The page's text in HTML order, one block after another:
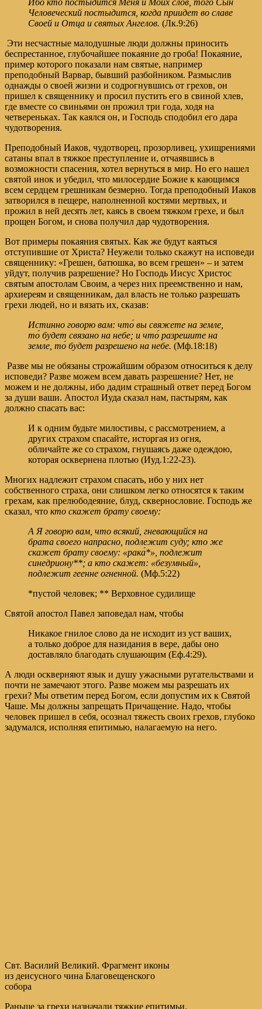
Ибо кто постыдится Меня и Моих слов, того Сын
Человеческий постыдится, когда приидет во славе
Своей и Отца и святых Ангелов. (Лк.9:26)
Эти несчастные малодушные люди должны приносить
беспрестанное, глубочайшее покаяние до гроба! Покаяние,
пример которого показали нам святые, например
преподобный Варвар, бывший разбойником. Размыслив
однажды о своей жизни и содрогнувшись от грехов, он
пришел к священнику и просил пустить его в свиной хлев,
где вместе со свиньями он прожил три года, ходя на
четвереньках. Так каялся он, и Господь сподобил его дара
чудотворения.
Преподобный Иаков, чудотворец, прозорливец, ухищрениями
сатаны впал в тяжкое преступление и, отчаявшись в
возможности спасения, хотел вернуться в мир. Но его нашел
святой инок и убедил, что милосердие Божие к кающимся
всем сердцем грешникам безмерно. Тогда преподобный Иаков
затворился в пещере, наполненной костями мертвых, и
прожил в ней десять лет, каясь в своем тяжком грехе, и был
прощен Богом, и снова получил дар чудотворения.
Вот примеры покаяния святых. Как же будут каяться
отступившие от Христа? Неужели только скажут на исповеди
священнику: «Грешен, батюшка, во всем грешен» – и затем
уйдут, получив разрешение? Но Господь Иисус Христос
святым апостолам Своим, а через них преемственно и нам,
архиереям и священникам, дал власть не только разрешать
грехи людей, но и вязать их, сказав:
Истинно говорю вам: что́ вы свяжете на земле,
то́ будет связано на небе; и что́ разрешите на
земле, то́ будет разрешено на небе. (Мф.18:18)
Разве мы не обязаны строжайшим образом относиться к делу
исповеди? Разве можем всем давать разрешение? Нет, не
можем и не должны, ибо дадим страшный ответ перед Богом
за души ваши. Апостол Иуда сказал нам, пастырям, как
должно спасать вас:
И к одним будьте милостивы, с рассмотрением, а
других страхом спасайте, исторгая из огня,
обличайте же со страхом, гнушаясь даже одеждою,
которая осквернена плотью (Иуд.1:22-23).
Многих надлежит страхом спасать, ибо у них нет
собственного страха, они слишком легко относятся к таким
грехам, как прелюбодеяние, блуд, сквернословие. Господь же
сказал, что кто скажет брату своему:
А Я говорю вам, что всякий, гневающийся на
брата своего напрасно, подлежит суду; кто же
скажет брату своему: «рака́*», подлежит
синедриону**; а кто скажет: «безумный»,
подлежит геенне огненной. (Мф.5:22)
*пустой человек; ** Верховное судилище
Святой апостол Павел заповедал нам, чтобы
Никакое гнилое слово да не исходит из уст ваших,
а только доброе для назидания в вере, дабы оно
доставляло благодать слушающим (Еф.4:29).
А люди оскверняют язык и душу ужасными ругательствами и
почти не замечают этого. Разве можем мы разрешать их
грехи? Мы ответим перед Богом, если допустим их к Святой
Чаше. Мы должны запрещать Причащение. Надо, чтобы
человек пришел в себя, осознал тяжесть своих грехов, глубоко
задумался, исполняя епитимью, налагаемую на него.
Свт. Василий Великий. Фрагмент иконы
из деисусного чина Благовещенского
собора
Раньше за грехи назначали тяжкие епитимьи.